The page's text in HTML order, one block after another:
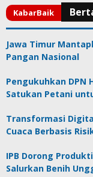
Jawa Timur
Pangan Nasional
Pengukuhkan DPN
Satukan Petani
Transformasi
Cuaca Berbasis
IPB Dorong
Salurkan Benih